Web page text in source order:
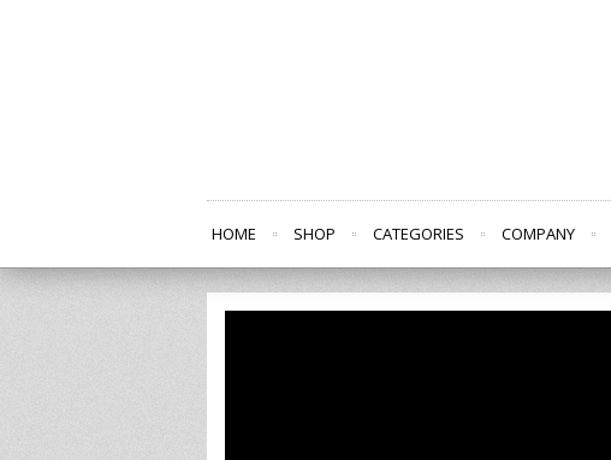
HOME SHOP CATEGORIES COMPANY